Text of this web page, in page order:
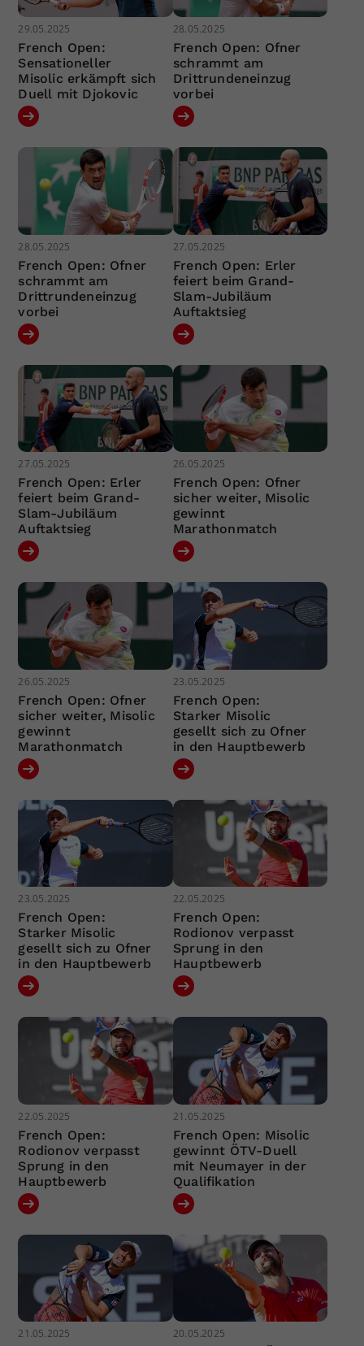
29.05.2025
French Open:
Sensationeller
Misolic erkämpft sich
Duell mit Djokovic
28.05.2025
French Open: Ofner
schrammt am
Drittrundeneinzug
vorbei
28.05.2025
French Open: Ofner
schrammt am
Drittrundeneinzug
vorbei
27.05.2025
French Open: Erler
feiert beim Grand-
Slam-Jubiläum
Auftaktsieg
27.05.2025
French Open: Erler
feiert beim Grand-
Slam-Jubiläum
Auftaktsieg
26.05.2025
French Open: Ofner
sicher weiter, Misolic
gewinnt
Marathonmatch
26.05.2025
French Open: Ofner
sicher weiter, Misolic
gewinnt
Marathonmatch
23.05.2025
French Open:
Starker Misolic
gesellt sich zu Ofner
in den Hauptbewerb
23.05.2025
French Open:
Starker Misolic
gesellt sich zu Ofner
in den Hauptbewerb
22.05.2025
French Open:
Rodionov verpasst
Sprung in den
Hauptbewerb
22.05.2025
French Open:
Rodionov verpasst
Sprung in den
Hauptbewerb
21.05.2025
French Open: Misolic
gewinnt ÖTV-Duell
mit Neumayer in der
Qualifikation
21.05.2025 20.05.2025